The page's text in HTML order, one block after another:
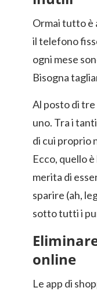
Ormai tutto è
il telefono
ogni mese
Bisogna
Al posto di tre
uno. Tra i
di cui proprio
Ecco, quello
merita di
sparire (ah,
sotto tutti i
online
Le app di